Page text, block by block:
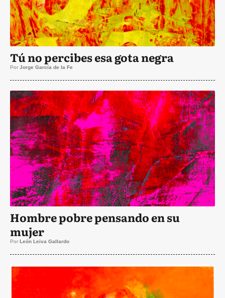
Tú no percibes esa gota negra
Por Jorge García de la Fe
Hombre pobre pensando en su
mujer
Por León Leiva Gallardo